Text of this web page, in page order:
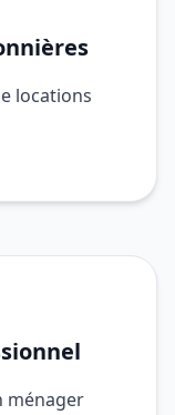
locations
ménager